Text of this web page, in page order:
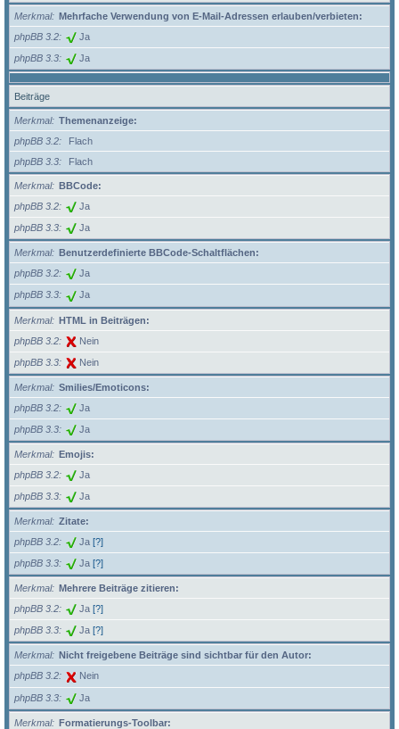
Merkmal
Mehrfache Verwendung von E-Mail-Adressen erlauben/verbieten:
phpBB 3.2
Ja
phpBB 3.3 Ja
Beiträge
Merkmal
Themenanzeige:
phpBB 3.2
Flach
phpBB 3.3
Flach
Merkmal
BBCode:
phpBB 3.2
Ja
phpBB 3.3 Ja
Merkmal
Benutzerdefinierte BBCode-Schaltflächen:
phpBB 3.2
Ja
phpBB 3.3 Ja
Merkmal
HTML in Beiträgen:
phpBB 3.2
Nein
phpBB 3.3 Nein
Merkmal
Smilies/Emoticons:
phpBB 3.2
Ja
phpBB 3.3 Ja
Merkmal
Emojis:
phpBB 3.2
Ja
phpBB 3.3 Ja
Merkmal
Zitate:
phpBB 3.2
Ja [?]
phpBB 3.3 Ja [?]
Merkmal
Mehrere Beiträge zitieren:
phpBB 3.2
Ja [?]
phpBB 3.3 Ja [?]
Merkmal
Nicht freigebene Beiträge sind sichtbar für den Autor:
phpBB 3.2
Nein
phpBB 3.3 Ja
Merkmal
Formatierungs-Toolbar: